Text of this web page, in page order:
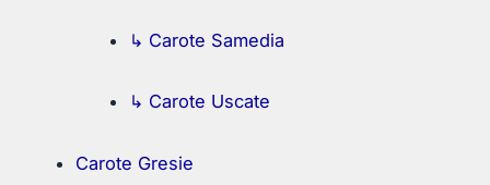
↳ Carote Samedia
↳ Carote Uscate
Carote Gresie